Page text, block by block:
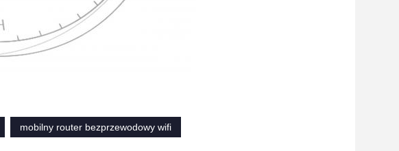
mobilny router bezprzewodowy wifi